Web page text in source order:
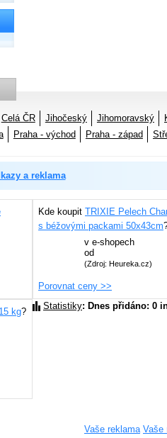
Celá ČR Jihočeský Jihomoravský
Praha - východ Praha - západ
a reklama
Kde koupit TRIXIE Pelech
s béžovými packami 50x43cm
v e-shopech
od
(Zdroj: Heureka.cz)
Porovnat ceny >>
kg?
Statistiky: Dnes přidáno: 0
Vaše reklama Vaše